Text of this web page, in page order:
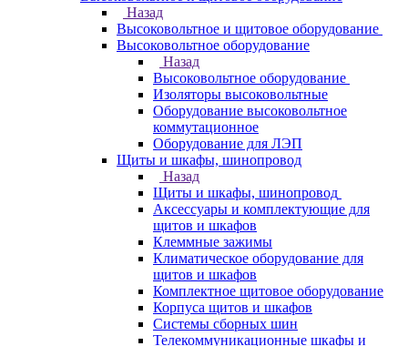
Назад
Высоковольтное и щитовое оборудование
Высоковольтное оборудование
Назад
Высоковольтное оборудование
Изоляторы высоковольтные
Оборудование высоковольтное
коммутационное
Оборудование для ЛЭП
Щиты и шкафы, шинопровод
Назад
Щиты и шкафы, шинопровод
Аксессуары и комплектующие для
щитов и шкафов
Клеммные зажимы
Климатическое оборудование для
щитов и шкафов
Комплектное щитовое оборудование
Корпуса щитов и шкафов
Системы сборных шин
Телекоммуникационные шкафы и